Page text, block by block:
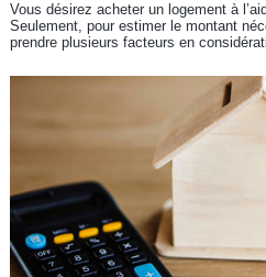
Vous désirez acheter un logement à
Seulement, pour estimer le montant
prendre plusieurs facteurs en